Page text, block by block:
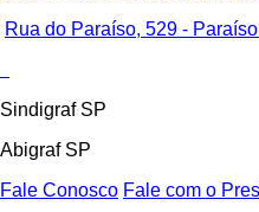
Rua do Paraíso, 529 -
Sindigraf SP
Abigraf SP
Fale Conosco Fale com o